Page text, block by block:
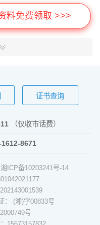
料免费领取 >>>
证书查询
（仅收市话费）
1612-8671
湘ICP备10203241号-14
： (湘)字00833号
号